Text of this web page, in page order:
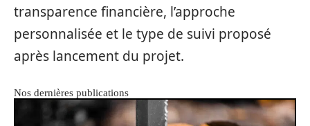
transparence financière, l’approche
personnalisée et le type de suivi proposé
après lancement du projet.
Nos dernières publications